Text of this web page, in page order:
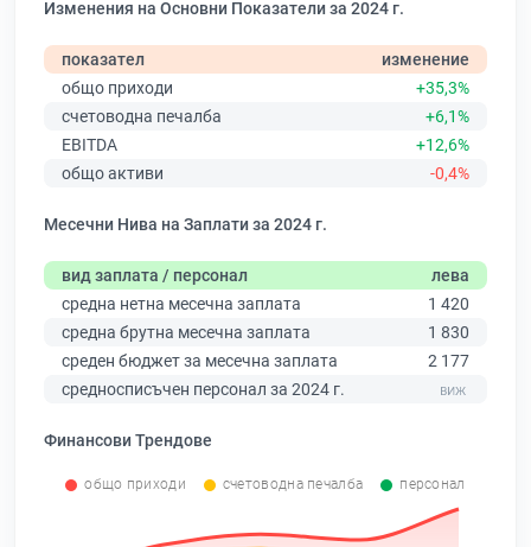
Изменения на Основни Показатели за 2024 г.
показател
изменение
общо приходи
+35,3%
счетоводна печалба
+6,1%
EBITDA
+12,6%
общо активи
-0,4%
Месечни Нива на Заплати за 2024 г.
вид заплата / персонал
лева
средна нетна месечна заплата
1 420
средна брутна месечна заплата
1 830
среден бюджет за месечна заплата
2 177
средносписъчен персонал за 2024 г.
Финансови Трендове
общо приходи счетоводна печалба персонал